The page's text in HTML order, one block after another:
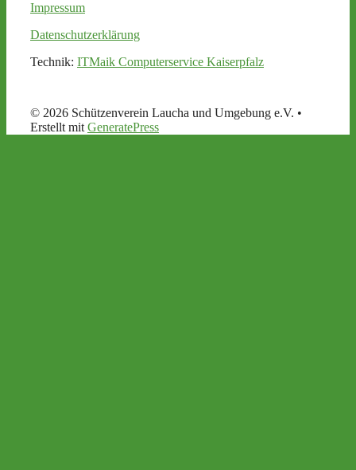
Impressum
Datenschutzerklärung
Technik: ITMaik Computerservice Kaiserpfalz
© 2026 Schützenverein Laucha und Umgebung e.V. •
Erstellt mit GeneratePress